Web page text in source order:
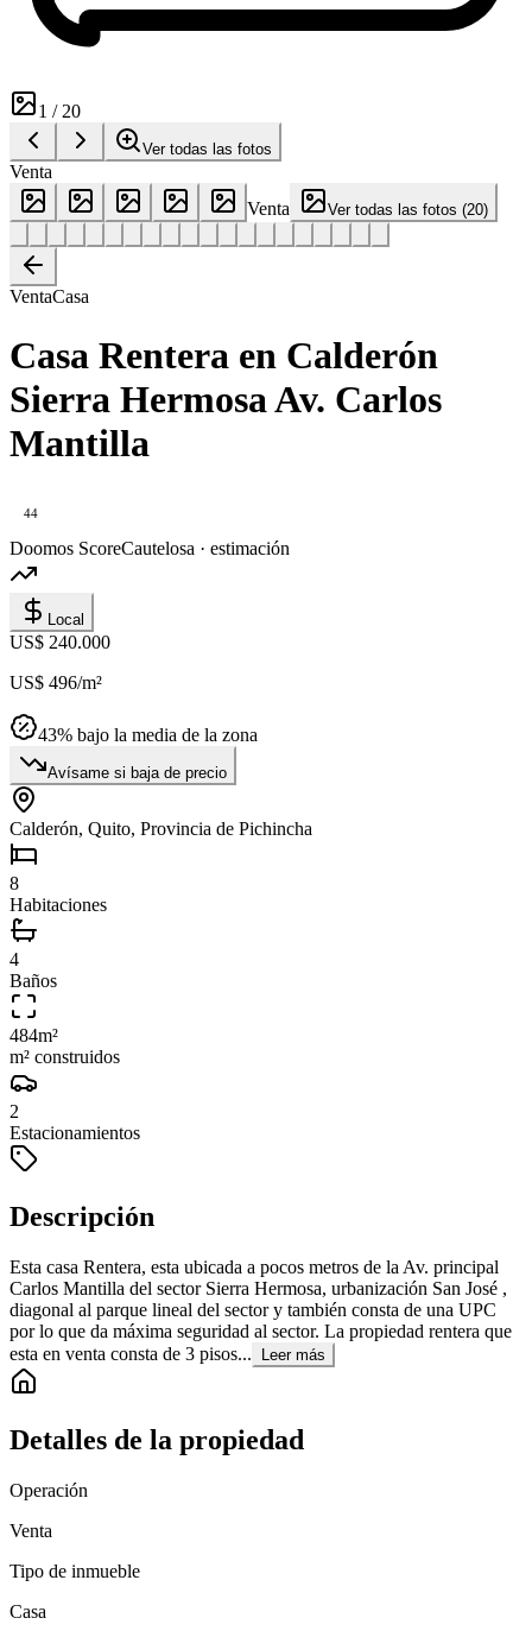
1 /20
Ver todas las fotos
Venta
Venta
Ver todas las fotos (20)
VentaCasa
Casa Rentera en Calderón
Sierra Hermosa Av. Carlos
Mantilla
44
Doomos ScoreCautelosa · estimación
Local
US$ 240.000
US$ 496/m²
43% bajo la media de la zona
Avísame si baja de precio
Calderón, Quito, Provincia de Pichincha
8
Habitaciones
4
Baños
484m²
m² construidos
2
Estacionamientos
Descripción
Esta casa Rentera, esta ubicada a pocos metros de la Av. principal
Carlos Mantilla del sector Sierra Hermosa, urbanización San José ,
diagonal al parque lineal del sector y también consta de una UPC
por lo que da máxima seguridad al sector. La propiedad rentera que
esta en venta consta de 3 pisos...
Leer más
Detalles de la propiedad
Operación
Venta
Tipo de inmueble
Casa